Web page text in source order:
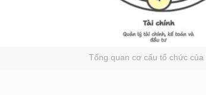
Tổng quan cơ cấu tổ chức của